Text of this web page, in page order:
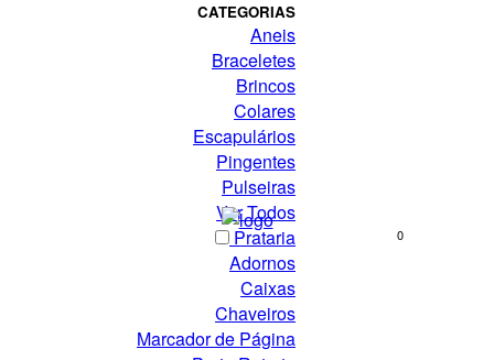
CATEGORIAS
Aneis
Braceletes
Brincos
Colares
Escapulários
Pingentes
Pulseiras
Ver Todos
Prataria
Adornos
Caixas
Chaveiros
Marcador de Página